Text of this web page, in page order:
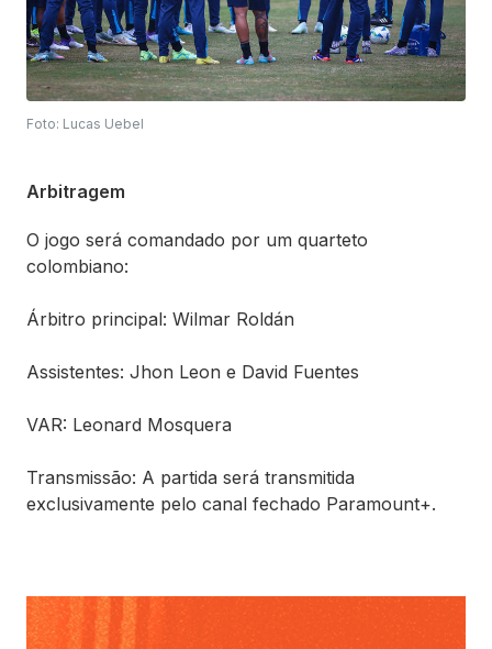
Foto: Lucas Uebel
Arbitragem
O jogo será comandado por um quarteto
colombiano:
Árbitro principal: Wilmar Roldán
Assistentes: Jhon Leon e David Fuentes
VAR: Leonard Mosquera
Transmissão: A partida será transmitida
exclusivamente pelo canal fechado Paramount+.